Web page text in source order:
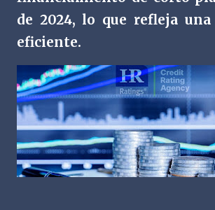
de 2024, lo que refleja
eficiente.